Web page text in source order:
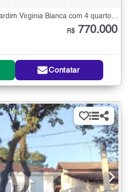
Casa Térrea à Venda no Jardim Virginia Bianca com 4 quartos - 280 m²
R$ 770.000
Contatar